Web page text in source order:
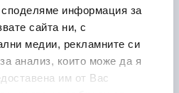
информация за
сайта ни, с
медии, рекламните си
анализ, които може да я
им от Вас
30/06/2026